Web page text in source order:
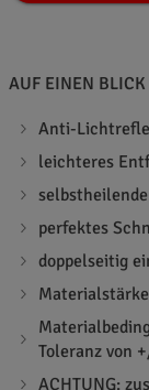
AUF EINEN BLICK
Anti-
leichteres
perfektes
doppelseitig
Toleranz von
ACHTUNG: